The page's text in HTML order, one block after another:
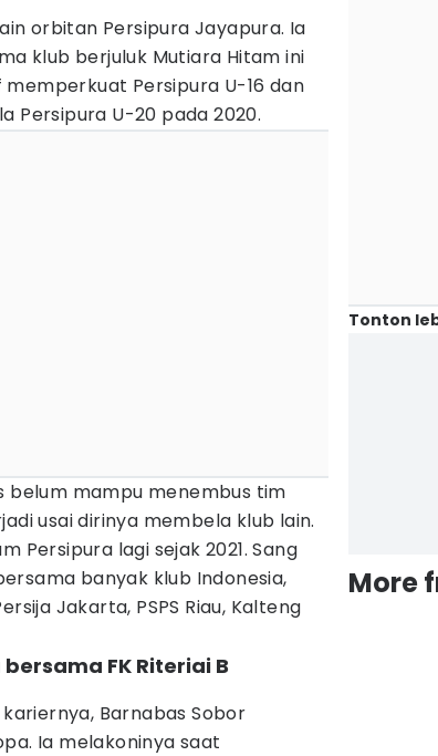
orbitan Persipura Jayapura. Ia
klub berjuluk Mutiara Hitam ini
memperkuat Persipura U-16 dan
Persipura U-20 pada 2020.
belum mampu menembus tim
usai dirinya membela klub lain.
Persipura lagi sejak 2021. Sang
banyak klub Indonesia,
Jakarta, PSPS Riau, Kalteng
FK Riteriai B
Barnabas Sobor
Ia melakoninya saat
Tonton
More